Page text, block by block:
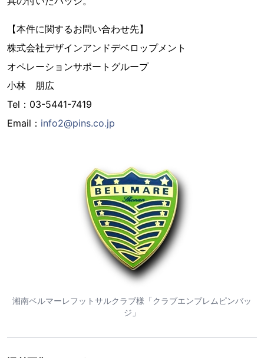
【本件に関するお問い合わせ先】
株式会社デザインアンドデベロップメント
オペレーションサポートグループ
小林 朋広
Tel：03-5441-7419
Email： info2@pins.co.jp
湘南ベルマーレフットサルクラブ様「クラブエンブレムピンバッ
ジ」